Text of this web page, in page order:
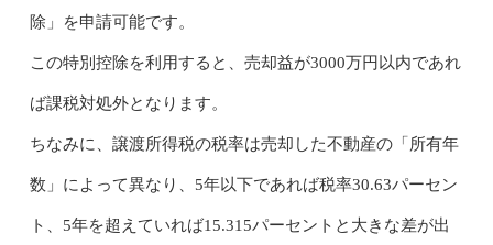
除」を申請可能です。
この特別控除を利用すると、売却益が3000万円以内であれ
ば課税対処外となります。
ちなみに、譲渡所得税の税率は売却した不動産の「所有年
数」によって異なり、5年以下であれば税率30.63パーセン
ト、5年を超えていれば15.315パーセントと大きな差が出